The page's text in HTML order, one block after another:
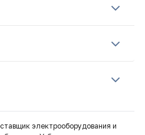
электрооборудования и